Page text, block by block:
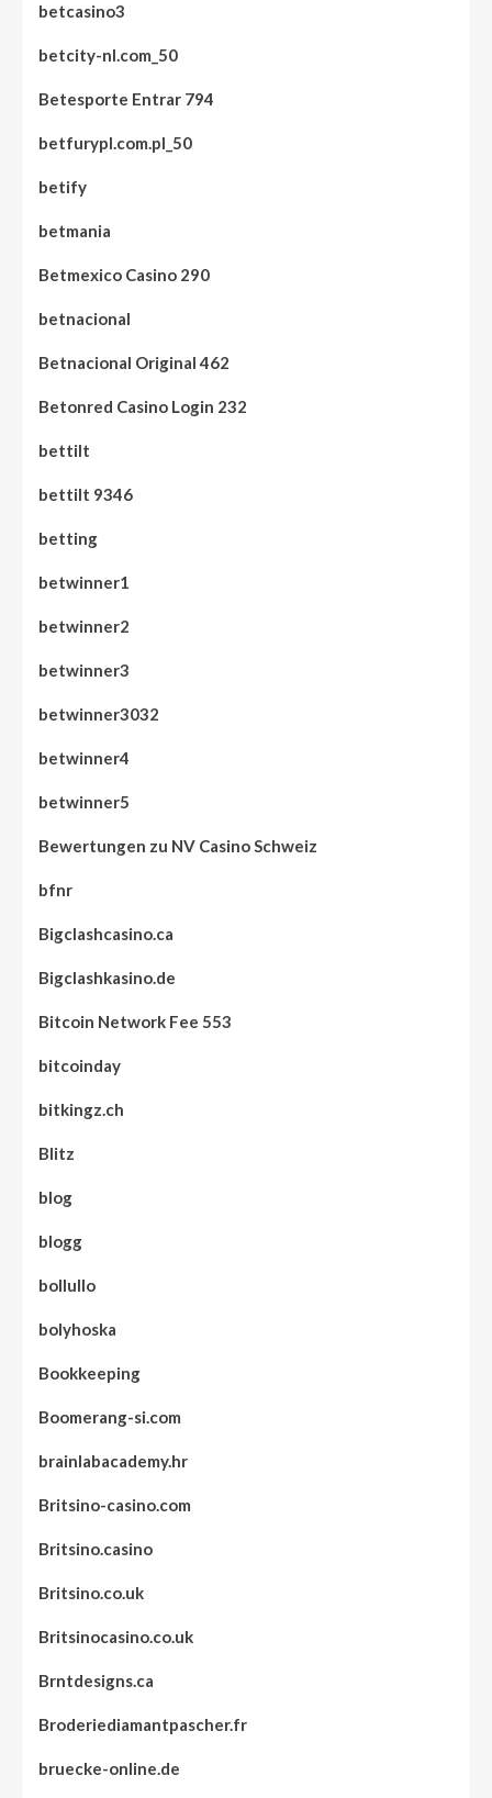
betcasino3
betcity-nl.com_50
Betesporte Entrar 794
betfurypl.com.pl_50
betify
betmania
Betmexico Casino 290
betnacional
Betnacional Original 462
Betonred Casino Login 232
bettilt
bettilt 9346
betting
betwinner1
betwinner2
betwinner3
betwinner3032
betwinner4
betwinner5
Bewertungen zu NV Casino Schweiz
bfnr
Bigclashcasino.ca
Bigclashkasino.de
Bitcoin Network Fee 553
bitcoinday
bitkingz.ch
Blitz
blog
blogg
bollullo
bolyhoska
Bookkeeping
Boomerang-si.com
brainlabacademy.hr
Britsino-casino.com
Britsino.casino
Britsino.co.uk
Britsinocasino.co.uk
Brntdesigns.ca
Broderiediamantpascher.fr
bruecke-online.de